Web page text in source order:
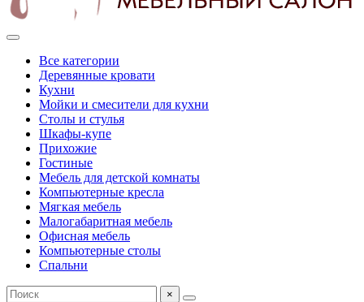
Все категории
Деревянные кровати
Кухни
Мойки и смесители для кухни
Столы и стулья
Шкафы-купе
Прихожие
Гостиные
Мебель для детской комнаты
Компьютерные кресла
Мягкая мебель
Малогабаритная мебель
Офисная мебель
Компьютерные столы
Спальни
×